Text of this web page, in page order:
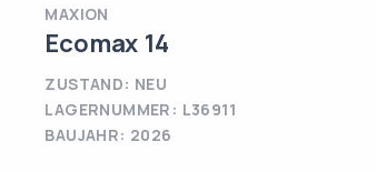
MAXION
Ecomax 14
ZUSTAND: NEU
LAGERNUMMER: L36911
BAUJAHR: 2026